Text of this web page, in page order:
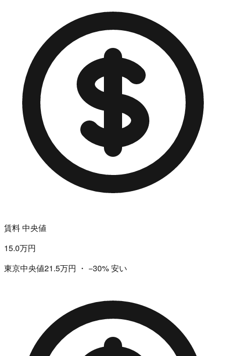
賃料 中央値
15.0万円
東京中央値21.5万円 ・ −30%安い